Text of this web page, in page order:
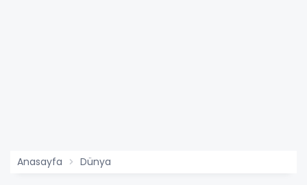
Anasayfa Dünya